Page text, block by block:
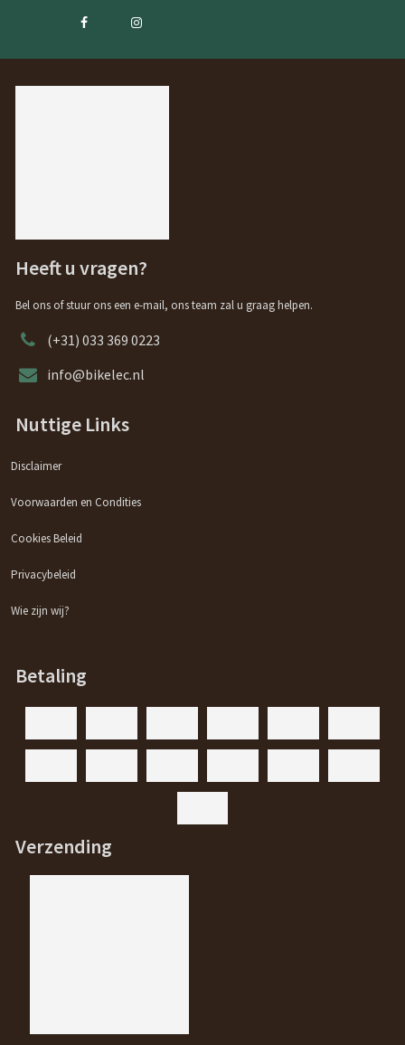
Heeft u vragen?
Bel ons of stuur ons een e-mail, ons team zal u graag helpen.
(+31) 033 369 0223
info@bikelec.nl
Nuttige Links
Disclaimer
Voorwaarden en Condities
Cookies Beleid
Privacybeleid
Wie zijn wij?
Betaling
Verzending